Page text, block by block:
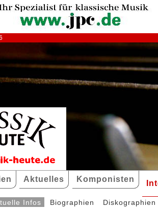
Aktuelles Komponisten
Infos Biographien Diskographien